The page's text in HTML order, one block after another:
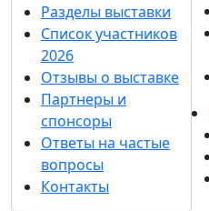
Разделы выставки
Список участников
2026
Отзывы о выставке
Партнеры и
спонсоры
Ответы на частые
вопросы
Контакты